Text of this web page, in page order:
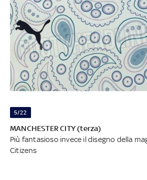
5/22
MANCHESTER CITY (terza)
Più fantasioso invece il disegno della
Citizens